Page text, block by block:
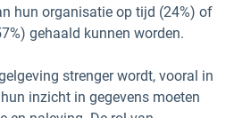
hun organisatie op tijd (24%) of
gehaald kunnen worden.
strenger wordt, vooral in
inzicht in gegevens moeten